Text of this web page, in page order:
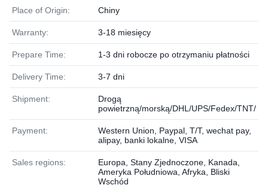
Place of Origin: Chiny
Warranty: 3-18 miesięcy
Prepare Time: 1-3 dni robocze po otrzymaniu płatności
Delivery Time: 3-7 dni
Shipment:
Drogą
powietrzną/morską/DHL/UPS/Fedex/TNT/
Payment:
Western Union, Paypal, T/T, wechat pay,
alipay, banki lokalne, VISA
Sales regions:
Europa, Stany Zjednoczone, Kanada,
Ameryka Południowa, Afryka, Bliski
Wschód